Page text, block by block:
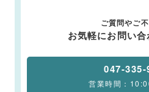
ご質問やご
お気軽にお問い
047-335-
営業時間：